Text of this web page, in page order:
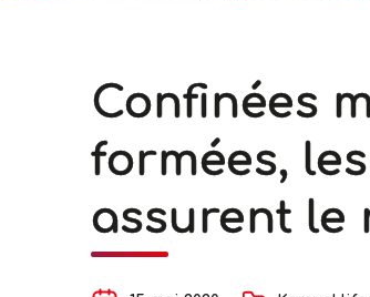
Confinées
formées,
assurent le